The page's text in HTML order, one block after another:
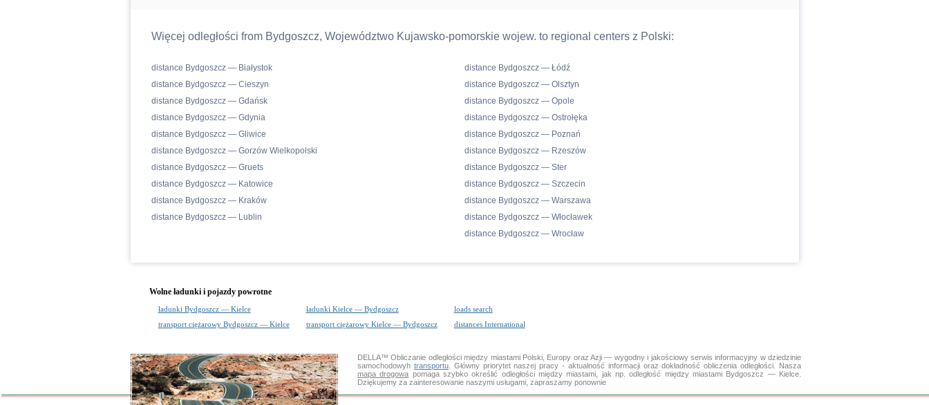
Więcej odległości from Bydgoszcz, Województwo Kujawsko-pomorskie wojew. to regional centers z Polski:
distance Bydgoszcz — Białystok
distance Bydgoszcz — Cieszyn
distance Bydgoszcz — Gdańsk
distance Bydgoszcz — Gdynia
distance Bydgoszcz — Gliwice
distance Bydgoszcz — Gorzów Wielkopolski
distance Bydgoszcz — Gruets
distance Bydgoszcz — Katowice
distance Bydgoszcz — Kraków
distance Bydgoszcz — Lublin
distance Bydgoszcz — Łódź
distance Bydgoszcz — Olsztyn
distance Bydgoszcz — Opole
distance Bydgoszcz — Ostrołęka
distance Bydgoszcz — Poznań
distance Bydgoszcz — Rzeszów
distance Bydgoszcz — Ster
distance Bydgoszcz — Szczecin
distance Bydgoszcz — Warszawa
distance Bydgoszcz — Włocławek
distance Bydgoszcz — Wrocław
Wolne ładunki i pojazdy powrotne
ładunki Bydgoszcz — Kielce ładunki Kielce — Bydgoszcz
loads search
transport ciężarowy Bydgoszcz — Kielce
transport ciężarowy Kielce — Bydgoszcz distances International
DELLA™Obliczanie odległościmiędzy miastami Polski, Europy oraz Azji — wygodny i jakościowy serwis informacyjny w dziedzinie
samochodowyh transportu. Główny priorytet naszej pracy - aktualność informacji oraz dokładność obliczenia odległości. Nasza
mapa drogowa pomaga szybko określić odległości między miastami, jak np. odległość między miastami Bydgoszcz — Kielce.
Dziękujemy za zainteresowanie naszymi usługami, zapraszamy ponownie